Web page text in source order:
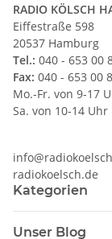
RADIO KÖLSCH
Eiffestraße 598
20537 Hamburg
Tel.: 040 - 653 00
Fax: 040 - 653 00
Mo.-Fr. von 9-17
Sa. von 10-14 Uhr
radiokoelsch.de
Kategorien
Unser Blog